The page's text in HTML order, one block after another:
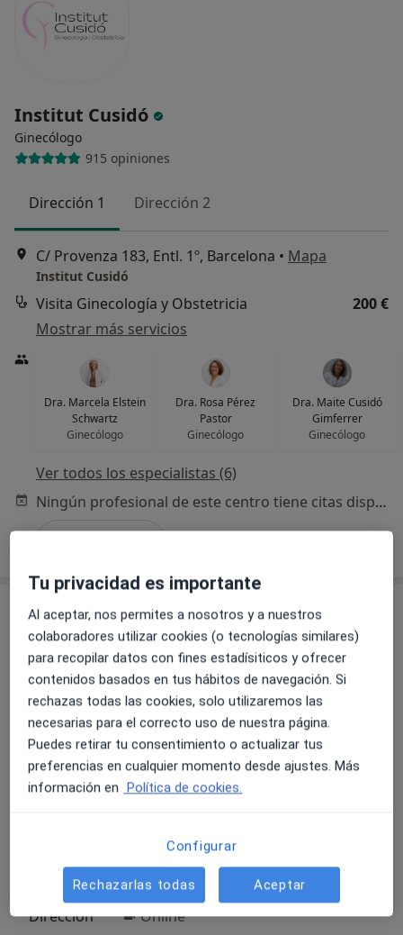
Institut Cusidó
Ginecólogo
915 opiniones
Dirección 1 Dirección 2
C/ Provenza 183, Entl. 1º, Barcelona • Mapa
Institut Cusidó
Visita Ginecología y Obstetricia
200 €
Mostrar más servicios
Dra. Marcela Elstein
Schwartz
Ginecólogo
Dra. Rosa Pérez
Pastor
Ginecólogo
Dra. Maite Cusidó
Gimferrer
Ginecólogo
Ver todos los especialistas (6)
Ningún profesional de este centro tiene citas disponibles
Dr. Angel Rodriguez Mata Vargas
Ginecólogo·Ver más
804 opiniones
PREVENCION ante todo
Más de 25 años de experiencia
Dirección
Online
Tu privacidad es importante
Al aceptar, nos permites a nosotros y a nuestros
colaboradores utilizar cookies (o tecnologías similares)
para recopilar datos con fines estadísiticos y ofrecer
contenidos basados en tus hábitos de navegación. Si
rechazas todas las cookies, solo utilizaremos las
necesarias para el correcto uso de nuestra página.
Puedes retirar tu consentimiento o actualizar tus
preferencias en cualquier momento desde ajustes. Más
información en Política de cookies.
Configurar
Rechazarlas todas Aceptar